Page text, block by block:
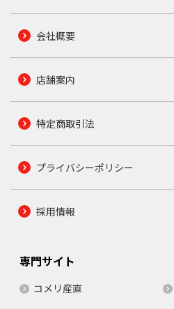
会社概要
店舗案内
特定商取引法
プライバシーポリシー
採用情報
専門サイト
コメリ産直